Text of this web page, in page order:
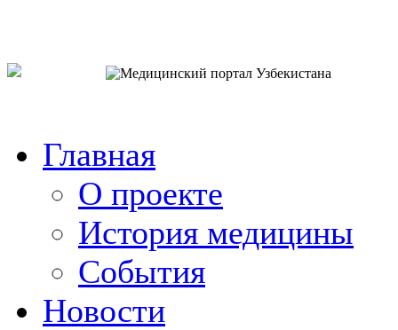
Главная
О проекте
История медицины
События
Новости